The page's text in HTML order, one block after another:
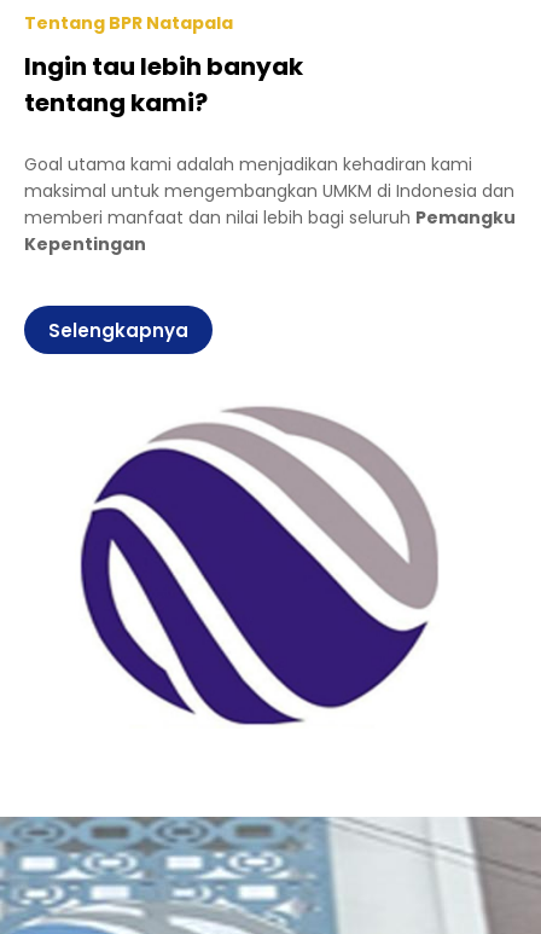
Tentang BPR Natapala
Ingin tau lebih banyak
tentang kami?
Goal utama kami adalah menjadikan kehadiran kami
maksimal untuk mengembangkan UMKM di Indonesia dan
memberi manfaat dan nilai lebih bagi seluruh Pemangku
Kepentingan
Selengkapnya